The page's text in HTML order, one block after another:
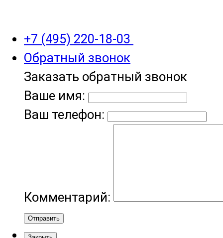
+7 (495) 220-18-03
Обратный звонок
Заказать обратный звонок
Ваше имя:
Ваш телефон:
Комментарий:
Отправить